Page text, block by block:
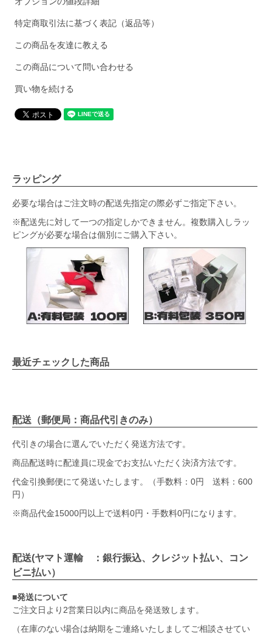
特定商取引法に基づく表記（返品等）
この商品を友達に教える
この商品について問い合わせる
買い物を続ける
ラッピング
必要な場合はご注文時の配送先指定の際必ずご指定下さい。
※配送先に対して一つの指定しかできません。複数購入しラッ
ピングが必要な場合は個別にご購入下さい。
最近チェックした商品
配送（郵便局：商品代引きのみ）
代引きの場合に選んでいただく発送方法です。
商品配送時に配達員に現金でお支払いただく決済方法です。
代金引換郵便にて発送いたします。（手数料：0円 送料：600
円）
※商品代金15000円以上で送料0円・手数料0円になります。
配送(ヤマト運輸 ：銀行振込、クレジット払い、コン
ビニ払い）
■発送について
ご注文日より2営業日以内に商品を発送致します。
（在庫のない場合は納期をご連絡いたしましてご相談させてい